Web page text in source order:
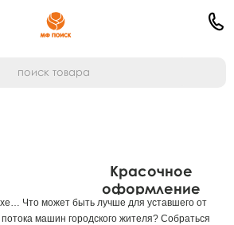
Красочное
оформление
летнего пикника
Что может быть лучше для уставшего от
машин городского жителя? Собраться